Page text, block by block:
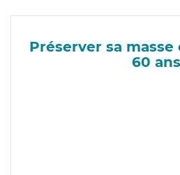
Préserver sa masse
60 ans